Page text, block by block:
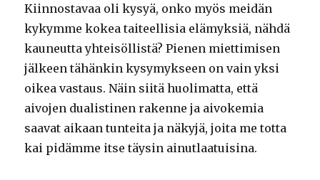
Kiinnostavaa oli kysyä, onko myös meidän
kykymme kokea taiteellisia elämyksiä, nähdä
kauneutta yhteisöllistä? Pienen miettimisen
jälkeen tähänkin kysymykseen on vain yksi
oikea vastaus. Näin siitä huolimatta, että
aivojen dualistinen rakenne ja aivokemia
saavat aikaan tunteita ja näkyjä, joita me totta
kai pidämme itse täysin ainutlaatuisina.